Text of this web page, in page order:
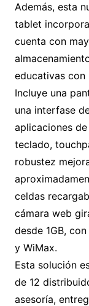
Además, esta
tablet
cuenta con
educativas con
Incluye una
una interfase
aplicaciones
teclado,
robustez
celdas
cámara web
desde 1GB,
y WiMax.
Esta solución
de 12
asesoría,